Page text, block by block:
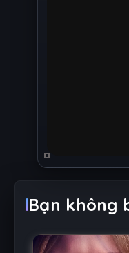
Bạn không